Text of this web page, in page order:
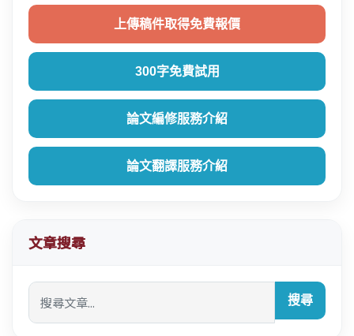
上傳稿件取得免費報價
300字免費試用
論文編修服務介紹
論文翻譯服務介紹
文章搜尋
搜尋